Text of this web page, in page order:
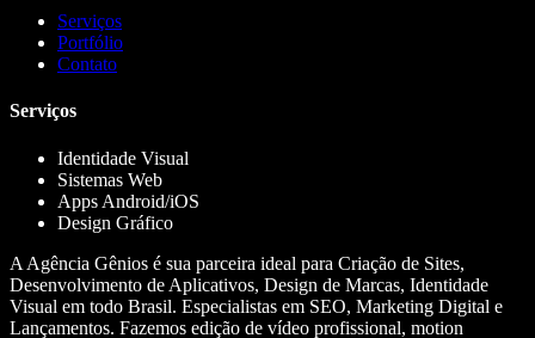
Serviços
Portfólio
Contato
Serviços
Identidade Visual
Sistemas Web
Apps Android/iOS
Design Gráfico
A Agência Gênios é sua parceira ideal para Criação de Sites,
Desenvolvimento de Aplicativos, Design de Marcas, Identidade
Visual em todo Brasil. Especialistas em SEO, Marketing Digital e
Lançamentos. Fazemos edição de vídeo profissional, motion